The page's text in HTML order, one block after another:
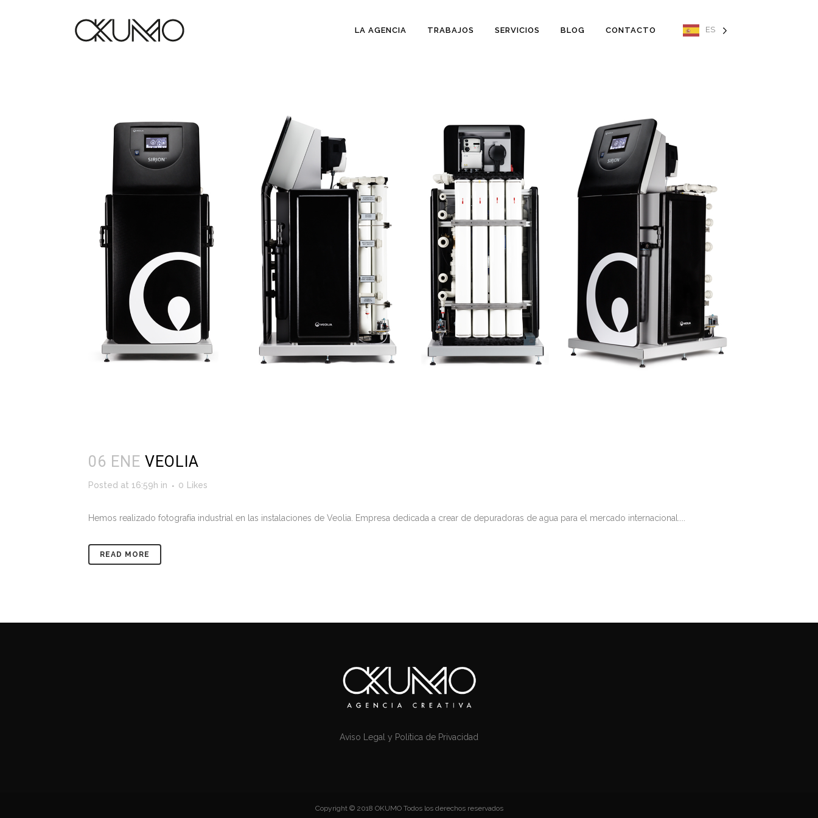
ES
LA AGENCIA TRABAJOS SERVICIOS BLOG CONTACTO
06 ENE VEOLIA
Posted at 16:59h in 0 Likes
Hemos realizado fotografía industrial en las instalaciones de Veolia. Empresa dedicada a crear de depuradoras de agua para el mercado internacional....
READ MORE
Aviso Legal y Política de Privacidad
Copyright © 2018 OKUMO Todos los derechos reservados